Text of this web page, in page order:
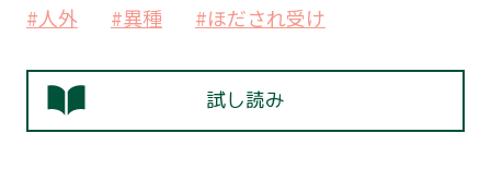
#人外
#異種 #ほだされ受け
試し読み